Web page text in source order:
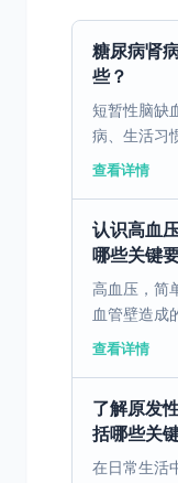
糖尿病肾
些？
短暂性脑缺
病、生活习
部血液供应
查看详情
认识高血
哪些关键
高血压，简
血管壁造成
况下，人的
查看详情
了解原发
括哪些关
在日常生活